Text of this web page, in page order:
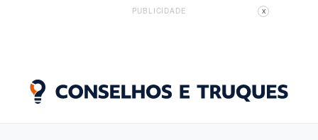
PUBLICIDADE X